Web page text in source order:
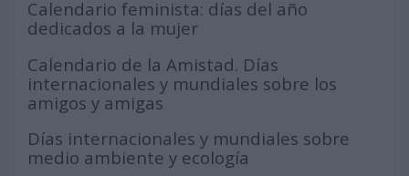
Calendario feminista: días del año
dedicados a la mujer
Calendario de la Amistad. Días
internacionales y mundiales sobre los
amigos y amigas
Días internacionales y mundiales sobre
medio ambiente y ecología